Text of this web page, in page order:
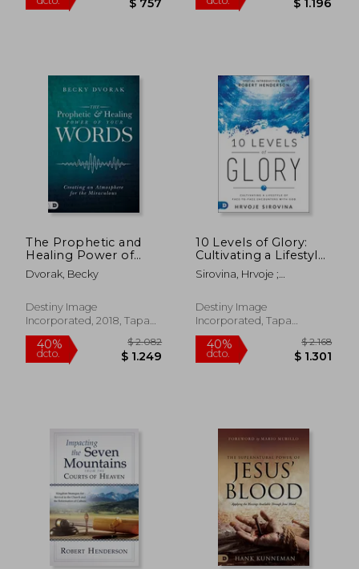
dcto.
40%
dcto.
The Prophetic and
Healing Power of
Your Words: Creating
an Atmosphere for
Inglés)
Dvorak, Becky
Destiny Image
Incorporated, 2018, Tapa
Blanda, Nuevo
10 Levels of Glory:
Cultivating a Lifestyle
of Face-To-Face
Encounters With god
Sirovina, Hrvoje ;
Destiny Image
Incorporated, Tapa
Blanda, Nuevo